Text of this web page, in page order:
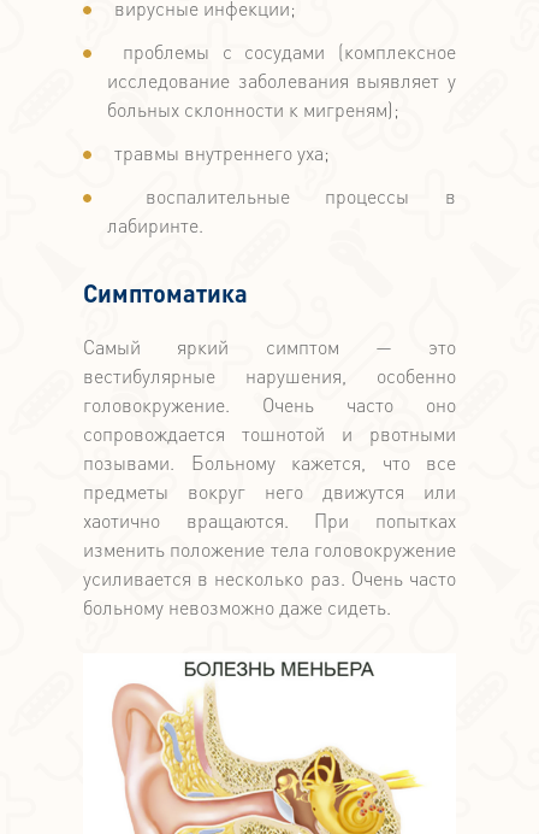
вирусные инфекции;
проблемы с сосудами (комплексное
исследование заболевания выявляет у
больных склонности к мигреням);
травмы внутреннего уха;
воспалительные процессы в
лабиринте.
Симптоматика
Самый яркий симптом — это
вестибулярные нарушения, особенно
головокружение. Очень часто оно
сопровождается тошнотой и рвотными
позывами. Больному кажется, что все
предметы вокруг него движутся или
хаотично вращаются. При попытках
изменить положение тела головокружение
усиливается в несколько раз. Очень часто
больному невозможно даже сидеть.